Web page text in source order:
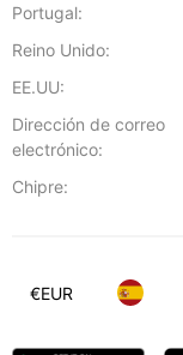
Portugal:
Reino Unido:
EE.UU:
Dirección de correo
electrónico:
Chipre:
€EUR